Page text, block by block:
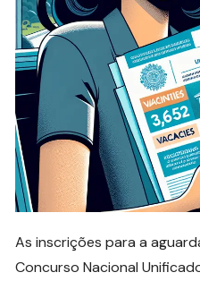
As inscrições para a
Concurso Nacional